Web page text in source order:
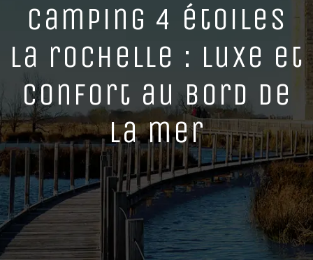
Camping 4 étoiles
la rochelle : luxe et
confort au bord de
la mer